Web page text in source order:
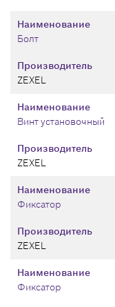
Производитель
ZEXEL
Наименование
Болт
Производитель
ZEXEL
Наименование
Винт установочный
Производитель
ZEXEL
Наименование
Фиксатор
Наименование
Фиксатор